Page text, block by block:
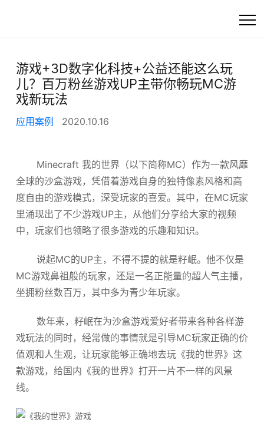
首页
高精度工业3D扫描
快速选产品
行业方案
客户支持
关于我们
游戏+3D数字化科技+公益还能这么玩
儿？百万粉丝游戏UP主带你畅玩MC游
戏新玩法
应用案例 2020.10.16
Minecraft 我的世界（以下简称MC）作为一款风靡
全球的沙盒游戏，凭借着游戏自身的独特像素风格和高
度自由的游戏模式，深受玩家的喜爱。其中，在MC玩家
里涌现出了不少游戏UP主，从他们分享给大家的视频
中，玩家们也领略了很多游戏的乐趣和知识。
说起MC的UP主，不得不提的就是籽岷。他不仅是
MC游戏鼻祖般的玩家，还是一名正能量的超人气主播，
坐拥粉丝数百万，其中多为青少年玩家。
数年来，籽岷在为沙盒游戏爱好者带来各种各样游
戏玩法的同时，经常做的事情就是引导MC玩家正确的价
值观和人生观，让玩家能够正确地去玩《我的世界》这
款游戏，给国内《我的世界》打开一片不一样的风景
线。